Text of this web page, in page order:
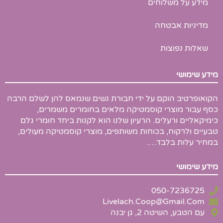
מידע על משלוחים
מדיניות אבטחה
שאלות נפוצות
מידע שימושי
הקואופרטיב הוקם על ידי חבורת נשים שנמאס להן לשלם הרבה
כסף עבור מוצרי קוסמטיקה מלאים בחומרים משמרים,
כימיקאליים ורעלים. הרעיון שלנו הוא לקנות ביחד חומרי גלם
טבעיים ולרקוח, בכוחות משותפים, מוצרי קוסמטיקה מעולים,
במחיר עלות בלבד….
מידע שימושי
050-7236725
Livelach.Coop@Gmail.Com
עם הטבע, השיטה 2, גן יבנה